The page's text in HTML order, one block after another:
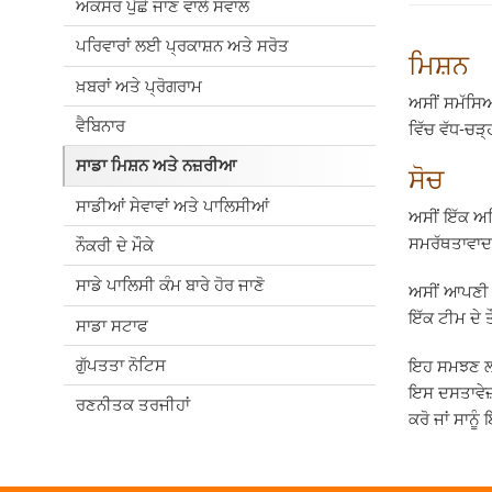
ਅਕਸਰ ਪੁੱਛੇ ਜਾਣ ਵਾਲੇ ਸਵਾਲ
ਪਰਿਵਾਰਾਂ ਲਈ ਪ੍ਰਕਾਸ਼ਨ ਅਤੇ ਸਰੋਤ
ਖ਼ਬਰਾਂ ਅਤੇ ਪ੍ਰੋਗਰਾਮ
ਵੈਬਿਨਾਰ
ਸਾਡਾ ਮਿਸ਼ਨ ਅਤੇ ਨਜ਼ਰੀਆ
ਸਾਡੀਆਂ ਸੇਵਾਵਾਂ ਅਤੇ ਪਾਲਿਸੀਆਂ
ਨੌਕਰੀ ਦੇ ਮੌਕੇ
ਸਾਡੇ ਪਾਲਿਸੀ ਕੰਮ ਬਾਰੇ ਹੋਰ ਜਾਣੋ
ਸਾਡਾ ਸਟਾਫ
ਗੁੱਪਤਤਾ ਨੋਟਿਸ
ਰਣਨੀਤਕ ਤਰਜੀਹਾਂ
ਮਿਸ਼ਨ
ਅਸੀਂ
ਵਿੱਚ ਵੱਧ-
ਸੋਚ
ਅਸੀਂ ਇੱਕ
ਅਸੀਂ ਆਪਣੀ
ਇੱਕ ਟੀਮ ਦੇ
ਇਹ ਸਮਝਣ
ਇਸ
ਕਰੋ ਜਾਂ ਸਾਨੂੰ